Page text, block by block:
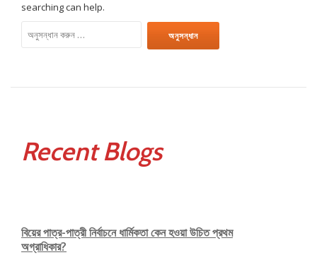
searching can help.
Recent Blogs
বিয়ের পাত্র-পাত্রী নির্বাচনে ধার্মিকতা কেন হওয়া উচিত প্রথম
অগ্রাধিকার?